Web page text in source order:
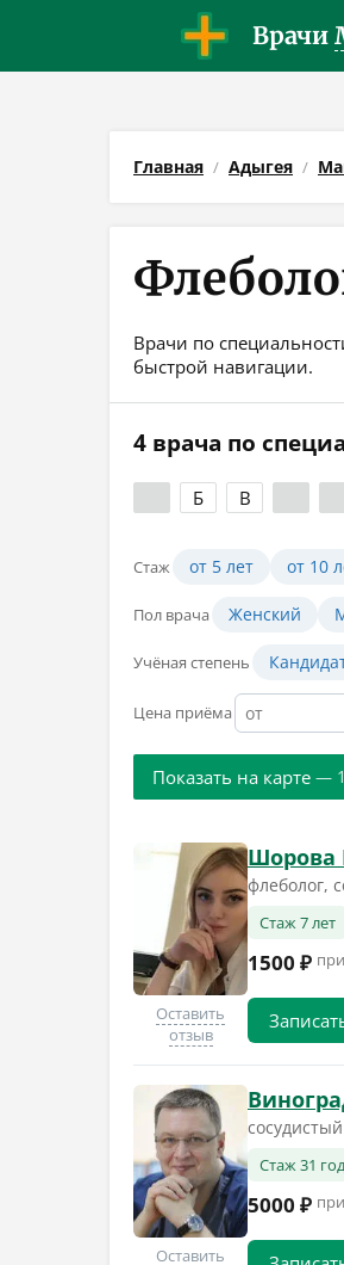
Врачи
Главная Адыгея
Врачи по
быстрой навигации.
4 врача по
Б В
Стаж от 5 лет от 10
Пол врача Женский
Учёная степень
Цена приёма
Показать на карте —
Оставить
отзыв
Шорова
флеболог,
Стаж 7 лет
1500 ₽
Оставить
Стаж 31 год
5000 ₽